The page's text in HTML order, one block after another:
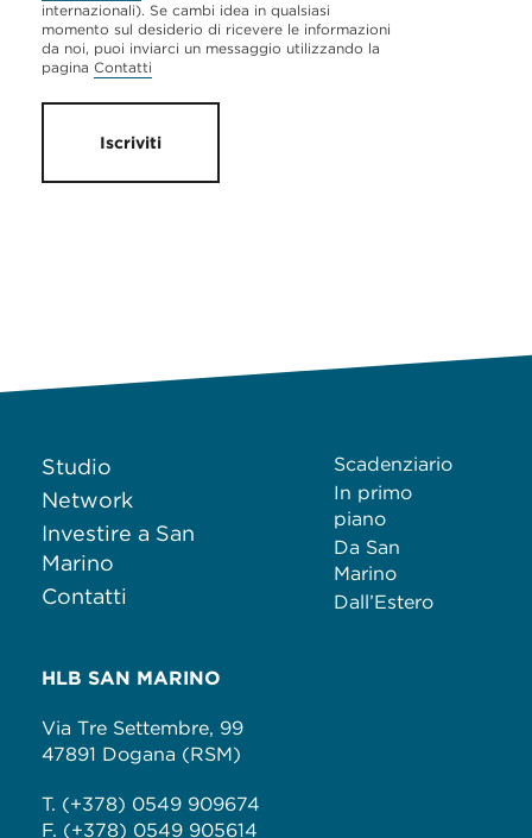
internazionali). Se cambi idea in qualsiasi
momento sul desiderio di ricevere le informazioni
da noi, puoi inviarci un messaggio utilizzando la
pagina Contatti
Iscriviti
Studio
Network
Investire a San
Marino
Contatti
Scadenziario
In primo
piano
Da San
Marino
Dall’Estero
HLB SAN MARINO
Via Tre Settembre, 99
47891 Dogana (RSM)
T. (+378) 0549 909674
F. (+378) 0549 905614